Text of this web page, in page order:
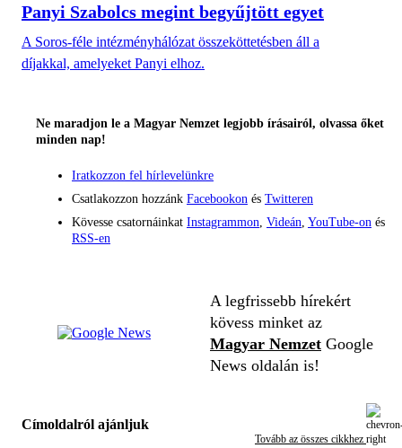
Panyi Szabolcs megint begyűjtött egyet
A Soros-féle intézményhálózat összeköttetésben áll a
díjakkal, amelyeket Panyi elhoz.
Ne maradjon le a Magyar Nemzet legjobb írásairól, olvassa őket
minden nap!
Iratkozzon fel hírlevelünkre
Csatlakozzon hozzánk Facebookon és Twitteren
Kövesse csatornáinkat Instagrammon Videán YouTube-on és
RSS-en
A legfrissebb hírekért
kövess minket az
Magyar Nemzet Google
News oldalán is!
Címoldalról ajánljuk
Tovább az összes cikkhez